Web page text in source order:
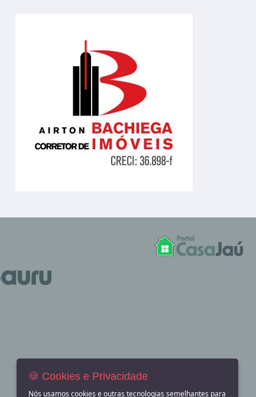
🍪 Cookies e Privacidade
Nós usamos cookies e outras tecnologias semelhantes para